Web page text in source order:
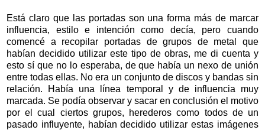
Está claro que las portadas son una forma más de marcar
influencia, estilo e intención como decía, pero cuando
comencé a recopilar portadas de grupos de metal que
habían decidido utilizar este tipo de obras, me di cuenta y
esto sí que no lo esperaba, de que había un nexo de unión
entre todas ellas. No era un conjunto de discos y bandas sin
relación. Había una línea temporal y de influencia muy
marcada. Se podía observar y sacar en conclusión el motivo
por el cual ciertos grupos, herederos como todos de un
pasado influyente, habían decidido utilizar estas imágenes